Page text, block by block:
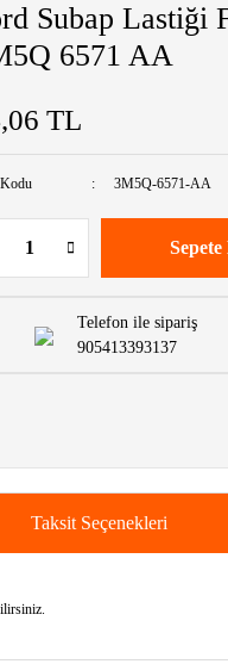
Subap Lastiği
6571 AA
TL
3M5Q-6571-AA
Telefon ile sipariş
905413393137
Taksit Seçenekleri